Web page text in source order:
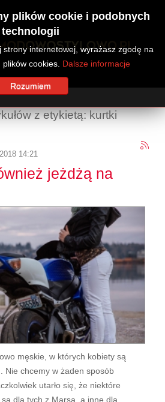
z etykietą: kurtki
14:21
jeżdżą na
męskie, w których kobiety są
Nie chcemy w żaden sposób
utarło się, że niektóre
dla tych z Marsa, a inne dla
plików cookie i podobnych
technologii
strony internetowej, wyrażasz zgodę na
cookies. Dalsze informacje
Rozumiem